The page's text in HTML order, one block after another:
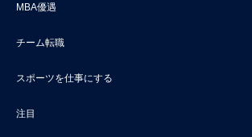
MBA優遇
チーム転職
スポーツを仕事にする
注目